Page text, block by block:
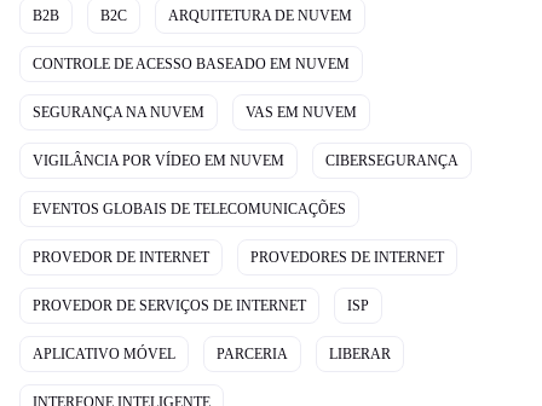
B2B B2C ARQUITETURA DE NUVEM
CONTROLE DE ACESSO BASEADO EM NUVEM
SEGURANÇA NA NUVEM VAS EM NUVEM
VIGILÂNCIA POR VÍDEO EM NUVEM CIBERSEGURANÇA
EVENTOS GLOBAIS DE TELECOMUNICAÇÕES
PROVEDOR DE INTERNET PROVEDORES DE INTERNET
PROVEDOR DE SERVIÇOS DE INTERNET ISP
APLICATIVO MÓVEL PARCERIA LIBERAR
INTERFONE INTELIGENTE